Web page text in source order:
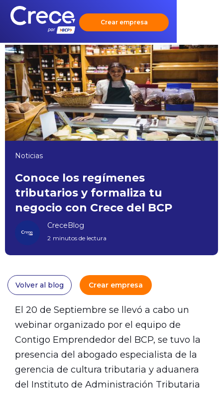
Crear empresa
Noticias
Conoce los regímenes
tributarios y formaliza tu
negocio con Crece del BCP
CreceBlog
2 minutos de lectura
Volver al blog Crear empresa
El 20 de Septiembre se llevó a cabo un
webinar organizado por el equipo de
Contigo Emprendedor del BCP, se tuvo la
presencia del abogado especialista de la
gerencia de cultura tributaria y aduanera
del Instituto de Administración Tributaria